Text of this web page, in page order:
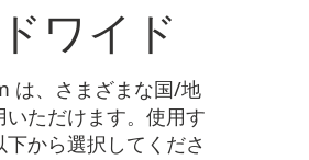
ワイド
は、さまざまな国/地
いただけます。使用す
下から選択してくださ